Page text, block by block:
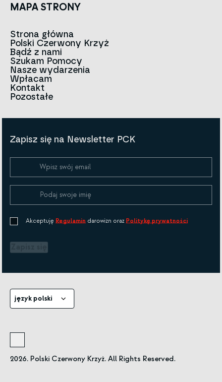
MAPA STRONY
Strona główna
Polski Czerwony Krzyż
Aktualności
O nas
Zespół
Czerwony Krzyż na świecie
Znak
Historia
Strategia 2030
Bądź z nami
Szukam Pomocy
Kontakt do oddziałów
Infolinia
Nasze wydarzenia
Wpłacam
Kontakt
Pozostałe
Polityki i Kodeks PCK
BIP
Polityka prywatności
Polityka Cookies
Zapisz się na Newsletter PCK
Akceptuję Regulamin darowizn oraz Politykę prywatności
język polski
2026. Polski Czerwony Krzyż. All Rights Reserved.